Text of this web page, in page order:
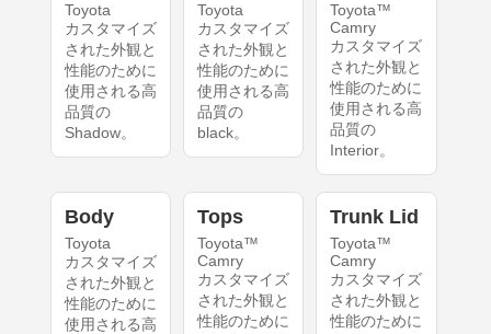
Toyota
カスタマイズ
された外観と
性能のために
使用される高
品質の
Shadow。
Toyota
カスタマイズ
された外観と
性能のために
使用される高
品質の
black。
Toyota™
Camry
カスタマイズ
された外観と
性能のために
使用される高
品質の
Interior。
Body
Toyota
カスタマイズ
された外観と
性能のために
使用される高
Tops
Toyota™
Camry
カスタマイズ
された外観と
性能のために
Trunk Lid
Toyota™
Camry
カスタマイズ
された外観と
性能のために